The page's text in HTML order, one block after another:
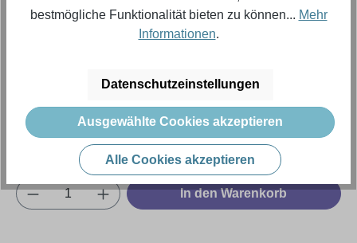
800,99 €
Inhalt: 1 Stück (Menge)
Preise exkl. MwSt. zzgl. Versandkosten
Produkt Anzahl: Gib den gewünschten
In den Warenkorb
bestmögliche Funktionalität bieten zu können... Mehr
Informationen.
Datenschutzeinstellungen
Ausgewählte Cookies akzeptieren
Alle Cookies akzeptieren